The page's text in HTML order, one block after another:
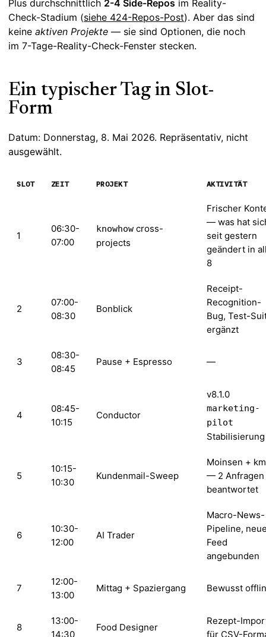
Plus durchschnittlich 2-4 Side-Repos im Reality-
Check-Stadium (siehe 424-Repos-Post). Aber das sind
keine aktiven Projekte — sie sind Optionen, die noch
im 7-Tage-Reality-Check-Fenster stecken.
Ein typischer Tag in Slot-
Form
Datum: Donnerstag, 8. Mai 2026. Repräsentativ, nicht
ausgewählt.
SLOT ZEIT PROJEKT AKTIVITÄT
1
06:30-
07:00
knowhow cross-
projects
Frischer
— was hat
seit gestern
geändert in
8
2
07:00-
08:30
Bonblick
Receipt-
Recognition-
Bug, Test-
ergänzt
3
08:30-
08:45
Pause + Espresso —
4
08:45-
10:15
Conductor
v8.1.0
marketing-
pilot
Stabilisierung
5
10:15-
10:30
Kundenmail-Sweep
Moinsen +
— 2 Anfragen
beantwortet
6
10:30-
12:00
AI Trader
Macro-News-
Pipeline,
Feed
angebunden
7
12:00-
13:00
Mittag + Spaziergang Bewusst
8
13:00-
14:30
Food Designer
Rezept-
für CSV-